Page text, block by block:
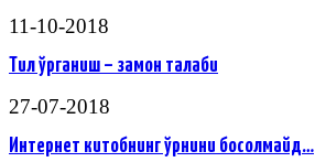
11-10-2018
Тил ўрганиш – замон талаби
27-07-2018
Интернет китобнинг ўрнини босолмайд…